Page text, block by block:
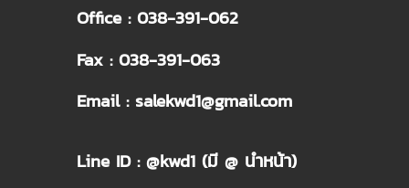
Office : 038-391-062
Fax : 038-391-063
Email : salekwd1@gmail.com
Line ID : @kwd1 (มี @ นำหน้า)